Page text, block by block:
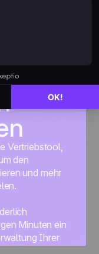
Vertriebstool,
den
und mehr
Minuten ein
Ihrer